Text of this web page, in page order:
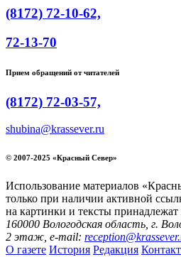
(8172) 72-10-62,
72-13-70
Прием обращений от читателей
(8172) 72-03-57,
shubina@krassever.ru
© 2007-2025 «Красный Север»
Использование материалов
только при наличии активной
на картинки и тексты принадлежат
160000 Вологодская область, г.
2 этаж, e-mail:
О газете История Редакция